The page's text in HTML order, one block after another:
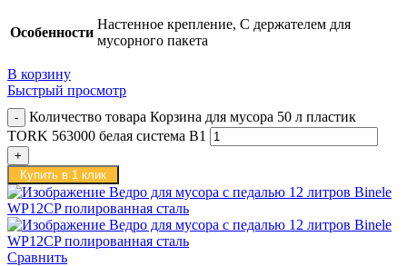
Особенности
Настенное крепление, С держателем для
мусорного пакета
В корзину
Быстрый просмотр
Количество товара Корзина для мусора 50 л пластик
TORK 563000 белая система B1
Купить в 1 клик
Сравнить